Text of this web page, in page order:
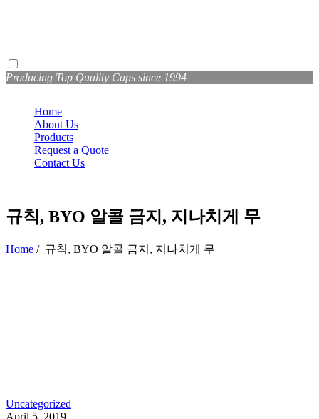
Producing Top Quality Caps since 1994
Home
About Us
Products
Request a Quote
Contact Us
규칙, BYO 알콜 금지, 지나치게 무
Home / 규칙, BYO 알콜 금지, 지나치게 무
Uncategorized
April 5, 2019